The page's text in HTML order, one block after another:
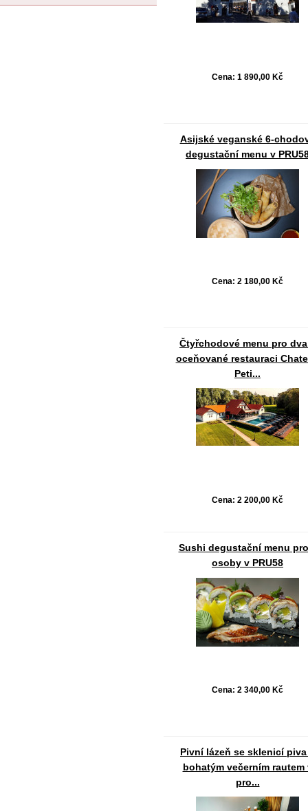
Cena: 1 890,00 Kč
Asijské veganské 6-
degustační menu v
Cena: 2 180,00 Kč
Čtyřchodové menu pro
oceňované restauraci
Peti...
Cena: 2 200,00 Kč
Sushi degustační menu
osoby v PRU58
Cena: 2 340,00 Kč
Pivní lázeň se sklenicí piva
bohatým večerním rautem
pro...